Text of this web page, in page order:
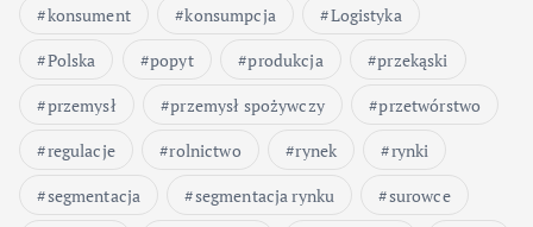
konsument
konsumpcja
Logistyka
Polska
popyt produkcja
przekąski
przemysł
przemysł spożywczy
przetwórstwo
regulacje
rolnictwo rynek
rynki
segmentacja
segmentacja rynku
surowce